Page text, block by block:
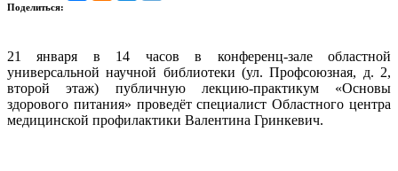
Поделиться:
21 января в 14 часов в конференц-зале областной
универсальной научной библиотеки (ул. Профсоюзная, д. 2,
второй этаж) публичную лекцию-практикум «Основы
здорового питания» проведёт специалист Областного центра
медицинской профилактики Валентина Гринкевич.